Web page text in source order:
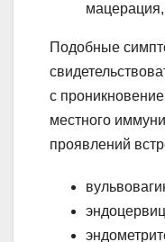
Подобные
с
местного
проявлений